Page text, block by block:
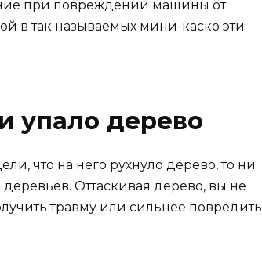
при повреждении машины от
в так называемых мини-каско эти
упало дерево
что на него рухнуло дерево, то ни
Оттаскивая дерево, вы не
травму или сильнее повредить